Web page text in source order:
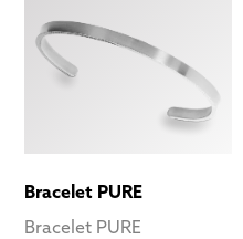
Bracelet PURE
Bracelet PURE